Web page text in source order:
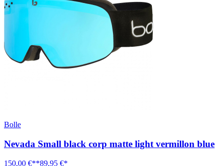
Bolle
Nevada Small black corp matte light vermillon blue
150,00 €**89,95 €*